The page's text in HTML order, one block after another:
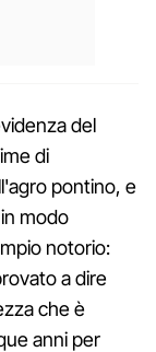
del
di
pontino, e
modo
notorio:
a dire
che è
anni per